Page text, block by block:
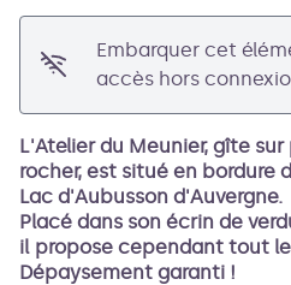
Embarquer cet
accès hors
L'Atelier du Meunier, gîte
rocher, est situé en bordure
Lac d'Aubusson d'Auvergne.
Placé dans son écrin de
il propose cependant tout
Dépaysement garanti !